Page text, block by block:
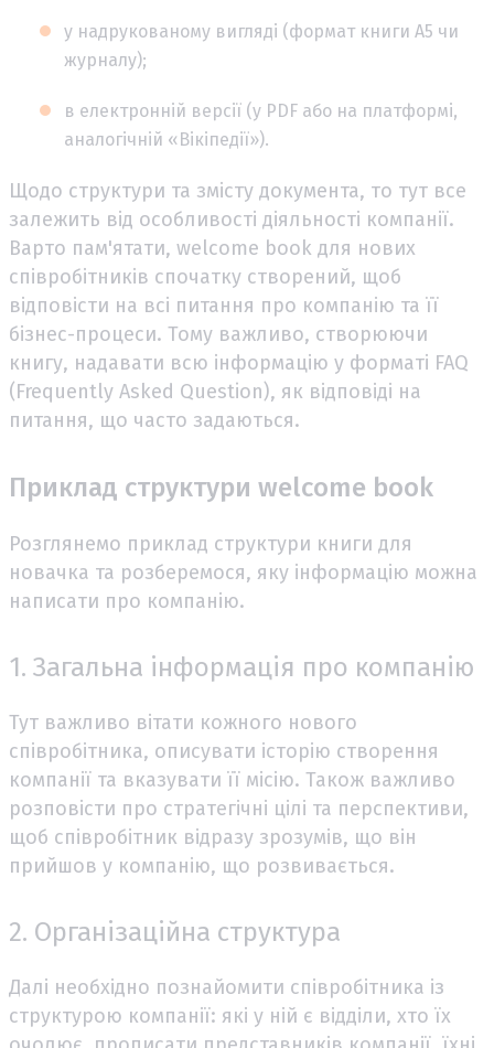
у надрукованому вигляді (формат книги А5 чи
журналу);
в електронній версії (у PDF або на платформі,
аналогічній «Вікіпедії»).
Щодо структури та змісту документа, то тут все
залежить від особливості діяльності компанії.
Варто пам'ятати, welcome book для нових
співробітників спочатку створений, щоб
відповісти на всі питання про компанію та її
бізнес-процеси. Тому важливо, створюючи
книгу, надавати всю інформацію у форматі FAQ
(Frequently Asked Question), як відповіді на
питання, що часто задаються.
Приклад структури welcome book
Розглянемо приклад структури книги для
новачка та розберемося, яку інформацію можна
написати про компанію.
1. Загальна інформація про компанію
Тут важливо вітати кожного нового
співробітника, описувати історію створення
компанії та вказувати її місію. Також важливо
розповісти про стратегічні цілі та перспективи,
щоб співробітник відразу зрозумів, що він
прийшов у компанію, що розвивається.
2. Організаційна структура
Далі необхідно познайомити співробітника із
структурою компанії: які у ній є відділи, хто їх